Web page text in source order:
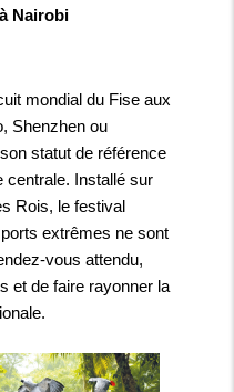
Nairobi
mondial du Fise aux
Shenzhen ou
statut de référence
centrale. Installé sur
Rois, le festival
extrêmes ne sont
vous attendu,
et de faire rayonner la